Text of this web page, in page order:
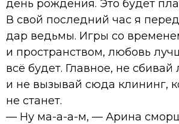
день рождения. Это будет
В свой последний час я
дар ведьмы. Игры со
и пространством, любовь
всё будет. Главное, не
и не вызывай сюда клининг,
не станет.
— Ну ма-а-а-м, — Арина